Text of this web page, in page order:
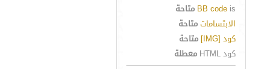
BB code is
متاحة
الابتساماتمتاحة
كود [IMG]
متاحة
كود HTML
معطلة